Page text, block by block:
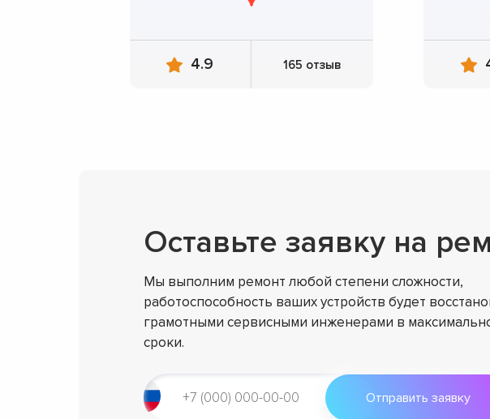
4.9 165 отзыв
Оставьте заявку на
Мы выполним ремонт любой степени сложности,
работоспособность ваших устройств будет
грамотными сервисными инженерами в
сроки.